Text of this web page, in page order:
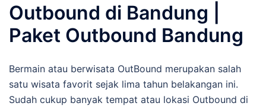
Outbound di Bandung |
Paket Outbound Bandung
Bermain atau berwisata OutBound merupakan salah
satu wisata favorit sejak lima tahun belakangan ini.
Sudah cukup banyak tempat atau lokasi Outbound di